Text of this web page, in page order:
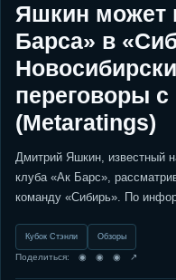
Яшкин может
Барса» в
переговоры
(Metaratings)
Дмитрий Яшкин, известный
клуба «Ак Барс»,
команду «Сибирь». По
Кубок Стэнли Обзоры
Поделиться: ◉ ◉ ◉ ↗